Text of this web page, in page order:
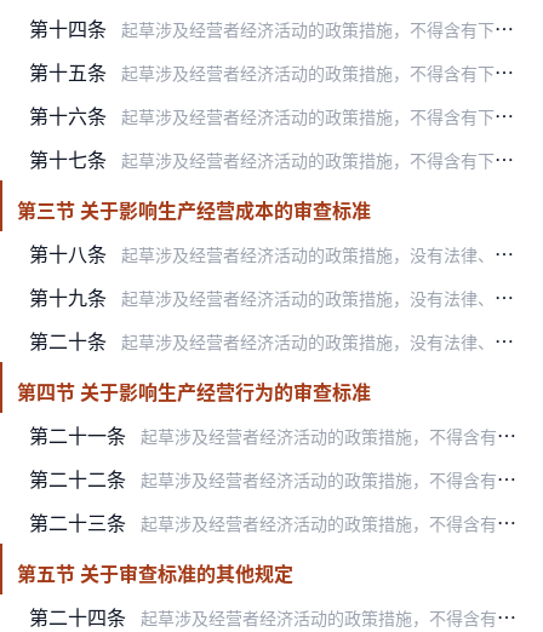
第十四条 起草涉及经营者经济活动的政策措施，不得含有下列排斥、限制、强制或者变相强制外地经营者在本地投资经营或者设立分支机构的内容：
第十五条 起草涉及经营者经济活动的政策措施，不得含有下列排斥、限制或者变相限制外地经营者参加本地政府采购、招标投标的内容：
第十六条 起草涉及经营者经济活动的政策措施，不得含有下列对外地或者进口商品、要素设置歧视性收费项目、收费标准、价格或者补贴的内容：
第十七条 起草涉及经营者经济活动的政策措施，不得含有下列在资质标准、监管执法等方面对外地经营者在本地投资经营设置歧视性要求的内容：
第三节 关于影响生产经营成本的审查标准
第十八条
起草涉及经营者经济活动的政策措施，没有法律、行政法规依据或者未经国务院批准，不得含有下列给予特定经营者税收优惠的内容：
第十九条 起草涉及经营者经济活动的政策措施，没有法律、行政法规依据或者未经国务院批准，不得含有下列给予特定经营者选择性、差异化的财政奖励或者补贴的内容：
第二十条 起草涉及经营者经济活动的政策措施，没有法律、行政法规依据或者未经国务院批准，不得含有下列给予特定经营者要素获取、行政事业性收费、政府性基金、社会保险费等方面优惠…
第四节 关于影响生产经营行为的审查标准
第二十一条
起草涉及经营者经济活动的政策措施，不得含有下列强制或者变相强制经营者实施垄断行为，或者为经营者实施垄断行为提供便利条件的内容：
第二十二条 起草涉及经营者经济活动的政策措施，不得含有下列超越法定权限制定政府指导价、政府定价，为特定经营者提供优惠价格，影响生产经营行为的内容：
第二十三条 起草涉及经营者经济活动的政策措施，不得含有下列违法干预实行市场调节价的商品、要素价格水平的内容：
第五节 关于审查标准的其他规定
第二十四条
起草涉及经营者经济活动的政策措施，不得含有其他限制或者变相限制市场准入和退出、限制商品要素自由流动、影响生产经营成本、影响生产经营行为等影响市场公平竞争的内容。